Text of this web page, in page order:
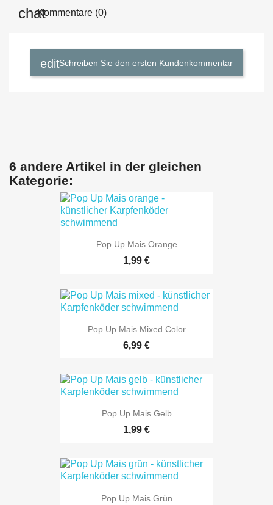
Kommentare (0)
Schreiben Sie den ersten Kundenkommentar
6 andere Artikel in der gleichen
Kategorie:
Pop Up Mais Orange
1,99 €
Pop Up Mais Mixed Color
6,99 €
Pop Up Mais Gelb
1,99 €
Pop Up Mais Grün